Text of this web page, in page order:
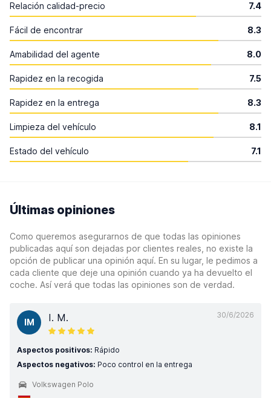
Relación calidad-precio 7.4
Fácil de encontrar 8.3
Amabilidad del agente 8.0
Rapidez en la recogida 7.5
Rapidez en la entrega 8.3
Limpieza del vehículo 8.1
Estado del vehículo 7.1
Últimas opiniones
Como queremos asegurarnos de que todas las opiniones
publicadas aquí son dejadas por clientes reales, no existe la
opción de publicar una opinión aquí. En su lugar, le pedimos a
cada cliente que deje una opinión cuando ya ha devuelto el
coche. Así verá que todas las opiniones son de verdad.
30/6/2026
IM I. M.
Aspectos positivos: Rápido
Aspectos negativos: Poco control en la entrega
Volkswagen Polo